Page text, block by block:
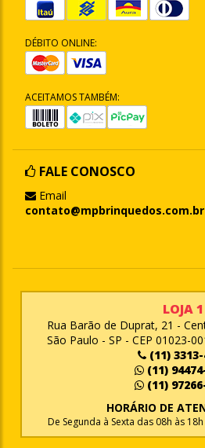
DÉBITO ONLINE:
ACEITAMOS TAMBÉM:
FALE CONOSCO
Email
contato@mpbrinquedos.com.br
LOJA 1
Rua Barão de Duprat, 21 -
São Paulo - SP - CEP 01023-
(11)
(11)
(11)
HORÁRIO DE
De Segunda à Sexta das 08h às